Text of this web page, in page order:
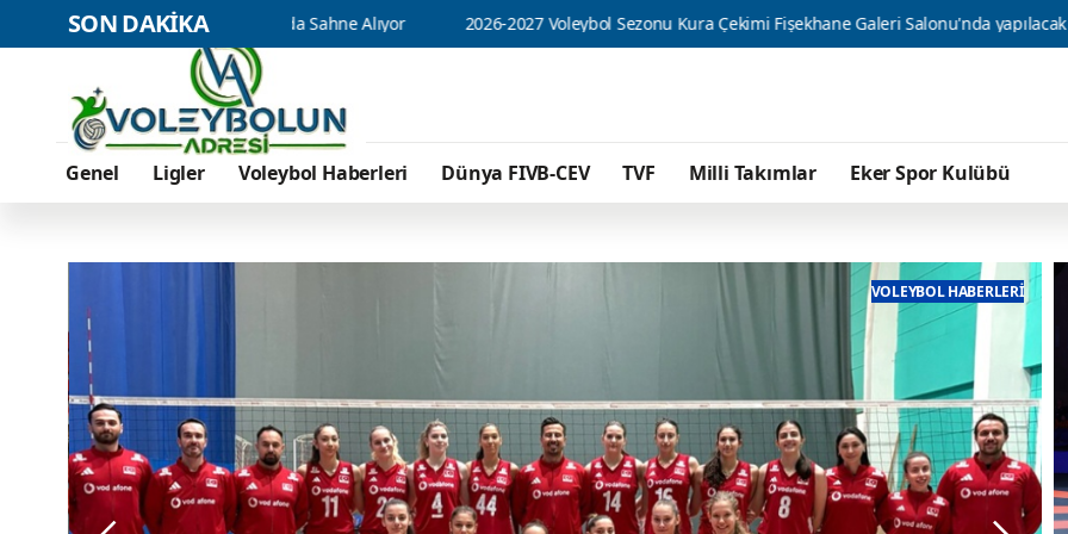
SON DAKİKA
Sahne Alıyor 2026-2027 Voleybol Sezonu Kura Çekimi Fişekhane Galeri Salonu'nda yapılacak 1923’ün
Genel Ligler Voleybol Haberleri Dünya FIVB-CEV TVF Milli Takımlar Eker Spor Kulübü
VOLEYBOL HABERLERI